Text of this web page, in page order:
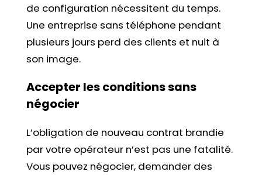
de configuration nécessitent du temps.
Une entreprise sans téléphone pendant
plusieurs jours perd des clients et nuit à
son image.
Accepter les conditions sans
négocier
L’obligation de nouveau contrat brandie
par votre opérateur n’est pas une fatalité.
Vous pouvez négocier, demander des